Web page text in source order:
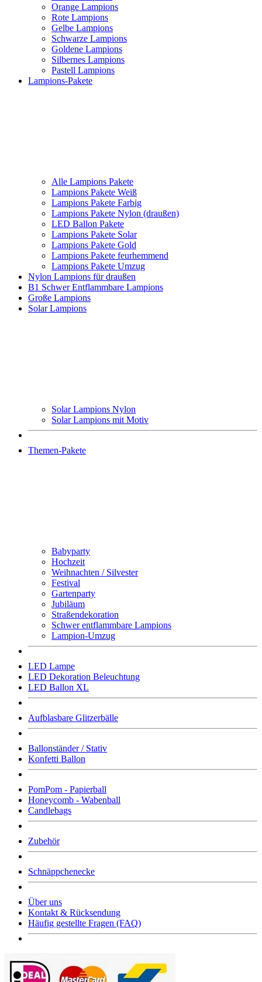
Orange Lampions
Rote Lampions
Gelbe Lampions
Schwarze Lampions
Goldene Lampions
Silbernes Lampions
Pastell Lampions
Lampions-Pakete
Alle Lampions Pakete
Lampions Pakete Weiß
Lampions Pakete Farbig
Lampions Pakete Nylon (draußen)
LED Ballon Pakete
Lampions Pakete Solar
Lampions Pakete Gold
Lampions Pakete feurhemmend
Lampions Pakete Umzug
Nylon Lampions für draußen
B1 Schwer Entflammbare Lampions
Große Lampions
Solar Lampions
Solar Lampions Nylon
Solar Lampions mit Motiv
Themen-Pakete
Babyparty
Hochzeit
Weihnachten / Silvester
Festival
Gartenparty
Jubiläum
Straßendekoration
Schwer entflammbare Lampions
Lampion-Umzug
LED Lampe
LED Dekoration Beleuchtung
LED Ballon XL
Aufblasbare Glitzerbälle
Ballonständer / Stativ
Konfetti Ballon
PomPom - Papierball
Honeycomb - Wabenball
Candlebags
Zubehör
Schnäppchenecke
Über uns
Kontakt & Rücksendung
Häufig gestellte Fragen (FAQ)